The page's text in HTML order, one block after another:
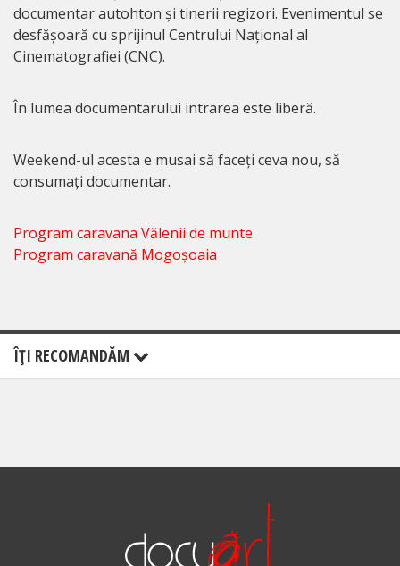
documentar autohton și tinerii regizori. Evenimentul se
desfășoară cu sprijinul Centrului Național al
Cinematografiei (CNC).
În lumea documentarului intrarea este liberă.
Weekend-ul acesta e musai să faceți ceva nou, să
consumați documentar.
Program caravana Vălenii de munte
Program caravană Mogoșoaia
ÎŢI RECOMANDĂM